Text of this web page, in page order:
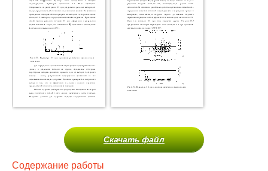
Скачать файл
Содержание работы